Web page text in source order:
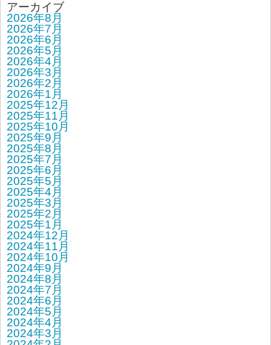
アーカイブ
2026年8月
2026年7月
2026年6月
2026年5月
2026年4月
2026年3月
2026年2月
2026年1月
2025年12月
2025年11月
2025年10月
2025年9月
2025年8月
2025年7月
2025年6月
2025年5月
2025年4月
2025年3月
2025年2月
2025年1月
2024年12月
2024年11月
2024年10月
2024年9月
2024年8月
2024年7月
2024年6月
2024年5月
2024年4月
2024年3月